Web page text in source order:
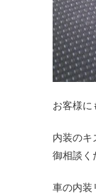
お客様に
内装のキ
御相談く
車の内装